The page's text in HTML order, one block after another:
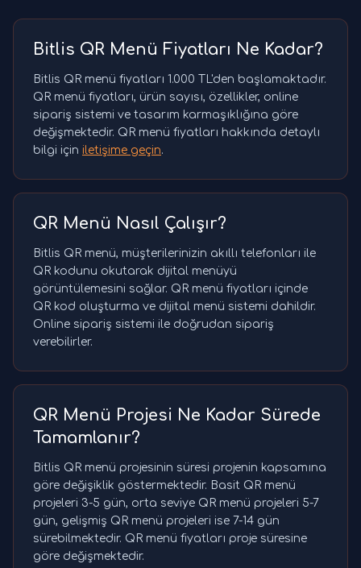
Bitlis QR Menü Fiyatları Ne Kadar?
Bitlis QR menü fiyatları 1.000 TL'den başlamaktadır.
QR menü fiyatları, ürün sayısı, özellikler, online
sipariş sistemi ve tasarım karmaşıklığına göre
değişmektedir. QR menü fiyatları hakkında detaylı
bilgi için iletişime geçin.
QR Menü Nasıl Çalışır?
Bitlis QR menü, müşterilerinizin akıllı telefonları ile
QR kodunu okutarak dijital menüyü
görüntülemesini sağlar. QR menü fiyatları içinde
QR kod oluşturma ve dijital menü sistemi dahildir.
Online sipariş sistemi ile doğrudan sipariş
verebilirler.
QR Menü Projesi Ne Kadar Sürede
Tamamlanır?
Bitlis QR menü projesinin süresi projenin kapsamına
göre değişiklik göstermektedir. Basit QR menü
projeleri 3-5 gün, orta seviye QR menü projeleri 5-7
gün, gelişmiş QR menü projeleri ise 7-14 gün
sürebilmektedir. QR menü fiyatları proje süresine
göre değişmektedir.